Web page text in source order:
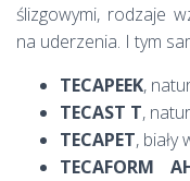
ślizgowymi, rodzaje
na uderzenia. I tym
TECAPEEK,
TECAST T,
TECAPET, biały
TECAFORM